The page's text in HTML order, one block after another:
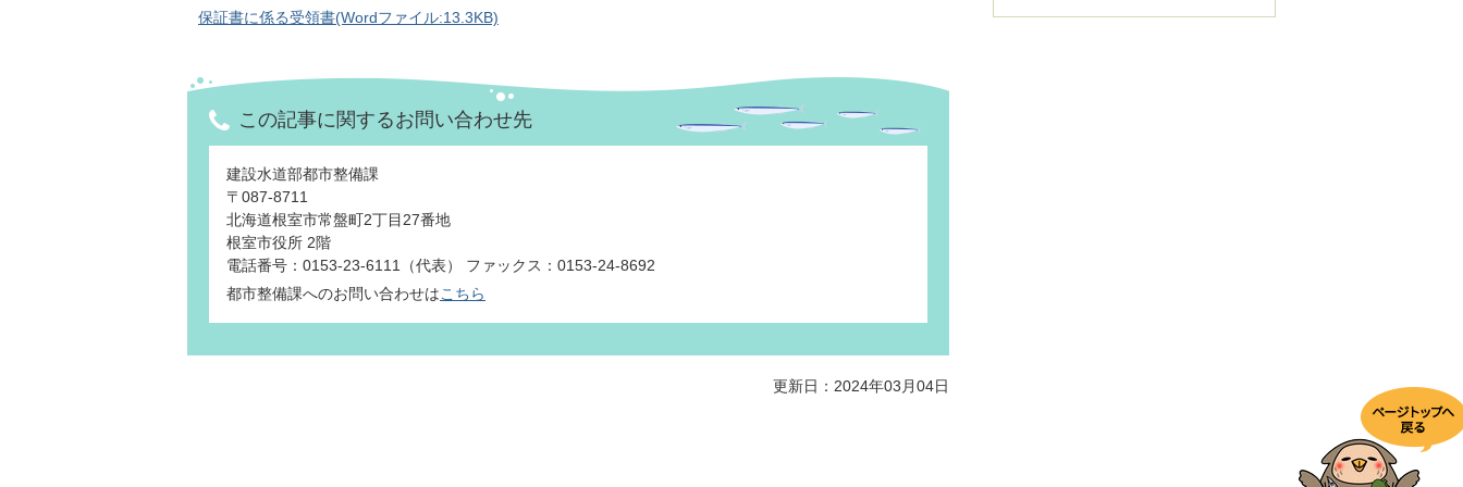
保証書に係る受領書(Wordファイル:13.3KB)
この記事に関するお問い合わせ先
建設水道部都市整備課
〒087-8711
北海道根室市常盤町2丁目27番地
根室市役所 2階
電話番号：0153-23-6111（代表） ファックス：0153-24-8692
都市整備課へのお問い合わせはこちら
更新日：2024年03月04日